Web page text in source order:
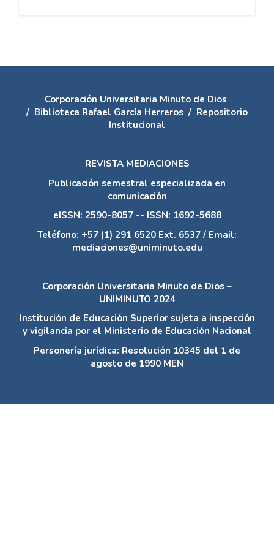
Corporación Universitaria Minuto de Dios
/ Biblioteca Rafael García Herreros / Repositorio
Institucional
REVISTA MEDIACIONES
Publicación semestral especializada en
comunicación
eISSN: 2590-8057 -- ISSN: 1692-5688
Teléfono: +57 (1) 291 6520 Ext. 6537 / Email:
mediaciones@uniminuto.edu
Corporación Universitaria Minuto de Dios –
UNIMINUTO 2024
Institución de Educación Superior sujeta a inspección
y vigilancia por el Ministerio de Educación Nacional
Personería jurídica: Resolución 10345 del 1 de
agosto de 1990 MEN